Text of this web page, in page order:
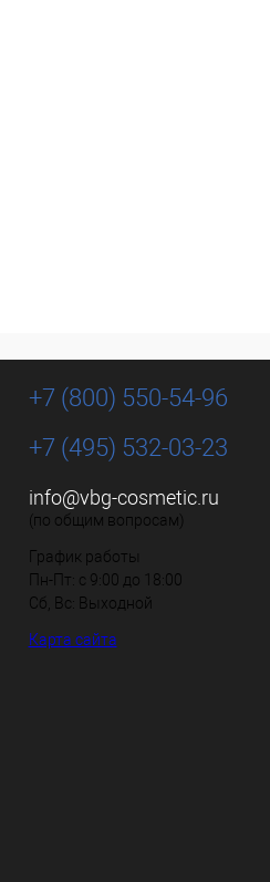
+7 (800) 550-54-96
+7 (495) 532-03-23
info@vbg-cosmetic.ru
(по общим вопросам)
График работы
Пн-Пт: с 9:00 до 18:00
Сб, Вс: Выходной
Карта сайта